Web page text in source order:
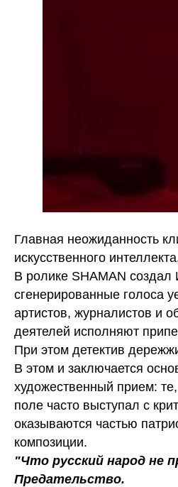
Главная неожиданность
искусственного
В ролике SHAMAN
сгенерированные голоса
артистов, журналистов и
деятелей исполняют
При этом детектив
В этом и заключается
художественный прием:
поле часто выступал с
оказываются частью
композиции.
"Что русский народ не
Предательство.